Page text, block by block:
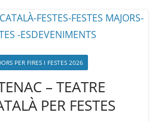
PER FIRES I FESTES 2026
– TEATRE
PER FESTES